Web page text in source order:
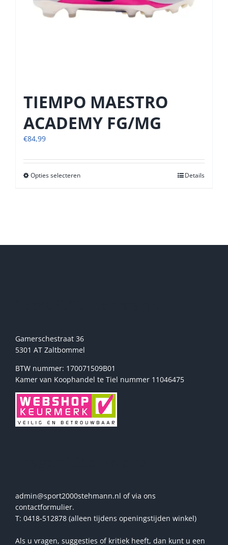
TIEMPO MAESTRO
ACADEMY FG/MG
€84,99
Opties selecterenDit
optie
Details
Gamerschestraat 36
5301 AT Zaltbommel
BTW nummer: 170071509B01
Kamer van Koophandel te Tiel nummer 11046475
admin@sport2000stehmann.nl of via ons
contactformulier.
T: 0418-512878 (alleen tijdens openingstijden winkel)
Als u vragen, suggesties of kritiek heeft, dan kunt u een